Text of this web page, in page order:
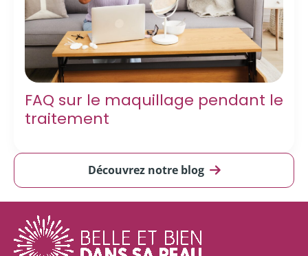
FAQ sur le maquillage pendant le
traitement
Découvrez notre blog